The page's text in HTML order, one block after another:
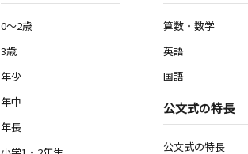
3歳～高校生
埼玉県川口市本町４丁目３－６ 日経Ｐ＆Ｓ川口
埼玉県川口市本町１丁目７－８ ラ・メゾン・
0～2歳
3歳
年少
年中
年長
算数・数学
英語
国語
公文式の特長
公文式の特長